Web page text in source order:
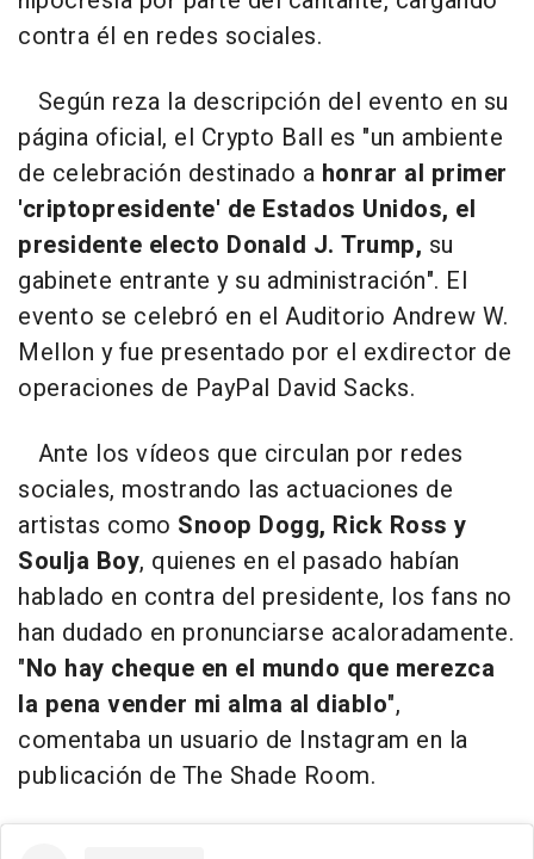
contra él en redes sociales.
Según reza la descripción del evento en su
página oficial, el Crypto Ball es "un ambiente
de celebración destinado a honrar al primer
'criptopresidente' de Estados Unidos, el
presidente electo Donald J. Trump, su
gabinete entrante y su administración". El
evento se celebró en el Auditorio Andrew W.
Mellon y fue presentado por el exdirector de
operaciones de PayPal David Sacks.
Ante los vídeos que circulan por redes
sociales, mostrando las actuaciones de
artistas como Snoop Dogg, Rick Ross y
Soulja Boy, quienes en el pasado habían
hablado en contra del presidente, los fans no
han dudado en pronunciarse acaloradamente.
"No hay cheque en el mundo que merezca
la pena vender mi alma al diablo",
comentaba un usuario de Instagram en la
publicación de The Shade Room.